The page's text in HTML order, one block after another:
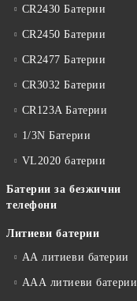
CR2430 Батерии
CR2450 Батерии
CR2477 Батерии
CR3032 Батерии
CR123A Батерии
1/3N Батерии
VL2020 батерии
Батерии за безжични
телефони
Литиеви батерии
АА литиеви батерии
ААА литиеви батерии